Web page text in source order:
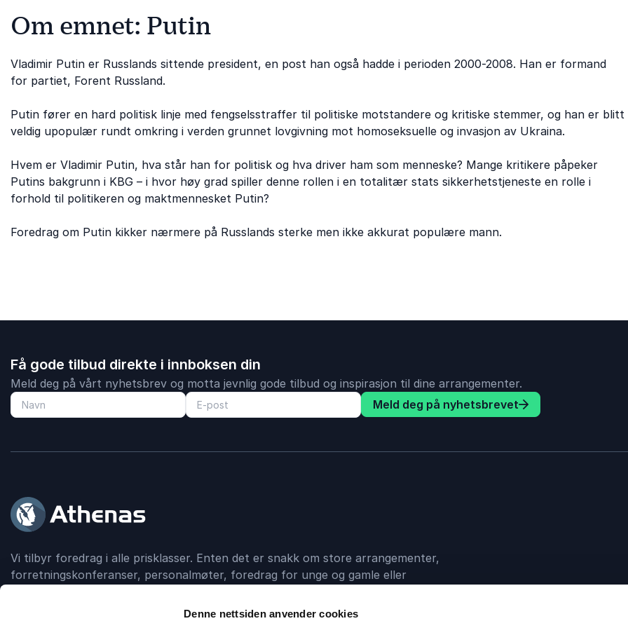
Denne nettsiden anvender cookies
Om emnet: Putin
Vladimir Putin er Russlands sittende president, en post han også hadde i perioden 2000-2008. Han er formand
for partiet, Forent Russland.
Putin fører en hard politisk linje med fengselsstraffer til politiske motstandere og kritiske stemmer, og han er blitt
veldig upopulær rundt omkring i verden grunnet lovgivning mot homoseksuelle og invasjon av Ukraina.
Hvem er Vladimir Putin, hva står han for politisk og hva driver ham som menneske? Mange kritikere påpeker
Putins bakgrunn i KBG – i hvor høy grad spiller denne rollen i en totalitær stats sikkerhetstjeneste en rolle i
forhold til politikeren og maktmennesket Putin?
Foredrag om Putin kikker nærmere på Russlands sterke men ikke akkurat populære mann.
Få gode tilbud direkte i innboksen din
Meld deg på vårt nyhetsbrev og motta jevnlig gode tilbud og inspirasjon til dine arrangementer.
Meld deg på nyhetsbrevet
Vi tilbyr foredrag i alle prisklasser. Enten det er snakk om store arrangementer,
forretningskonferanser, personalmøter, foredrag for unge og gamle eller